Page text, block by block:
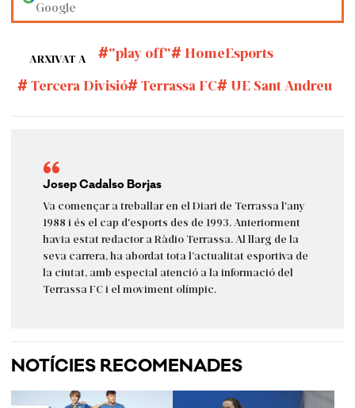
Google
ARXIVAT A "play off"
HomeEsports
Tercera Divisió
Terrassa FC UE Sant Andreu
Josep Cadalso Borjas
Va començar a treballar en el Diari de Terrassa l'any
1988 i és el cap d'esports des de 1993. Anteriorment
havia estat redactor a Ràdio Terrassa. Al llarg de la
seva carrera, ha abordat tota l’actualitat esportiva de
la ciutat, amb especial atenció a la informació del
Terrassa FC i el moviment olímpic.
NOTÍCIES RECOMENADES